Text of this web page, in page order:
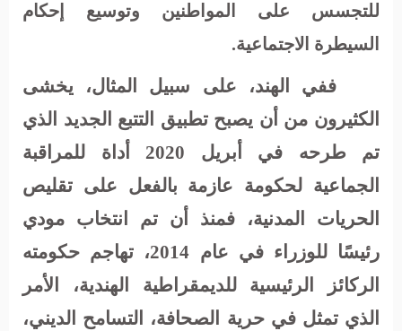
للتجسس على المواطنين وتوسيع إحكام
السيطرة الاجتماعية.
ففي الهند، على سبيل المثال، يخشى
الكثيرون من أن يصبح تطبيق التتبع الجديد الذي
تم طرحه في أبريل 2020 أداة للمراقبة
الجماعية لحكومة عازمة بالفعل على تقليص
الحريات المدنية، فمنذ أن تم انتخاب مودي
رئيسًا للوزراء في عام 2014، تهاجم حكومته
الركائز الرئيسية للديمقراطية الهندية، الأمر
الذي تمثل في حرية الصحافة، التسامح الديني،